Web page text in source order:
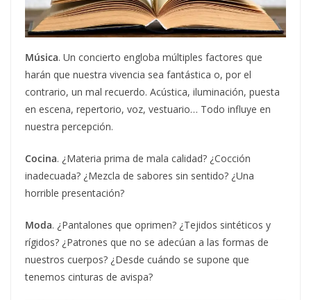
Música. Un concierto engloba múltiples factores que
harán que nuestra vivencia sea fantástica o, por el
contrario, un mal recuerdo. Acústica, iluminación, puesta
en escena, repertorio, voz, vestuario… Todo influye en
nuestra percepción.
Cocina. ¿Materia prima de mala calidad? ¿Cocción
inadecuada? ¿Mezcla de sabores sin sentido? ¿Una
horrible presentación?
Moda. ¿Pantalones que oprimen? ¿Tejidos sintéticos y
rígidos? ¿Patrones que no se adecúan a las formas de
nuestros cuerpos? ¿Desde cuándo se supone que
tenemos cinturas de avispa?